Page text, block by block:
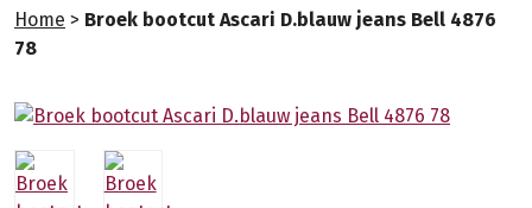
Home > Broek bootcut Ascari D.blauw jeans Bell 4876
78